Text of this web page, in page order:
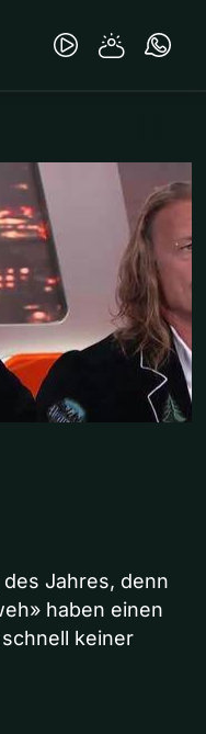
Jahres, denn
haben einen
keiner